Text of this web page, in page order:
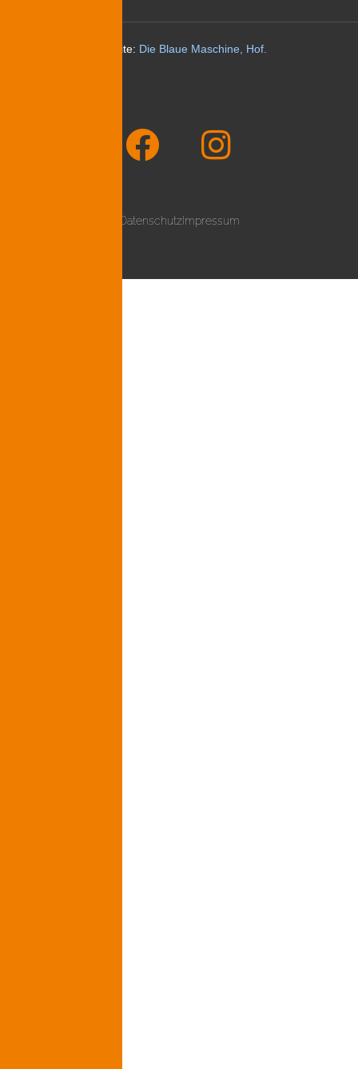
Website: Die Blaue Maschine, Hof.
DatenschutzImpressum